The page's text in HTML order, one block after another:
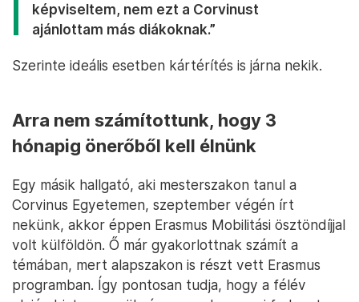
képviseltem, nem ezt a Corvinust
ajánlottam más diákoknak.”
Szerinte ideális esetben kártérítés is járna nekik.
Arra nem számítottunk, hogy 3
hónapig önerőből kell élnünk
Egy másik hallgató, aki mesterszakon tanul a
Corvinus Egyetemen, szeptember végén írt
nekünk, akkor éppen Erasmus Mobilitási ösztöndíjjal
volt külföldön. Ő már gyakorlottnak számít a
témában, mert alapszakon is részt vett Erasmus
programban. Így pontosan tudja, hogy a félév